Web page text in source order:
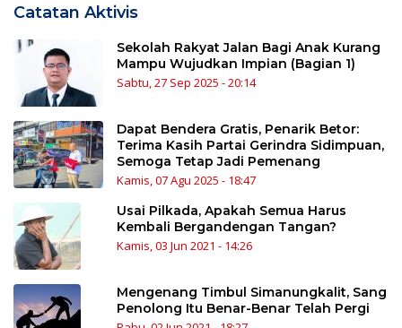
Catatan Aktivis
Sekolah Rakyat Jalan Bagi Anak Kurang
Mampu Wujudkan Impian (Bagian 1)
Sabtu, 27 Sep 2025 - 20:14
Dapat Bendera Gratis, Penarik Betor:
Terima Kasih Partai Gerindra Sidimpuan,
Semoga Tetap Jadi Pemenang
Kamis, 07 Agu 2025 - 18:47
Usai Pilkada, Apakah Semua Harus
Kembali Bergandengan Tangan?
Kamis, 03 Jun 2021 - 14:26
Mengenang Timbul Simanungkalit, Sang
Penolong Itu Benar-Benar Telah Pergi